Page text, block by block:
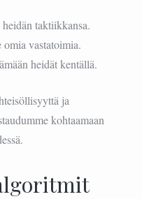
taktiikkansa.
omia vastatoimia.
heidät kentällä.
ja
kohtaamaan